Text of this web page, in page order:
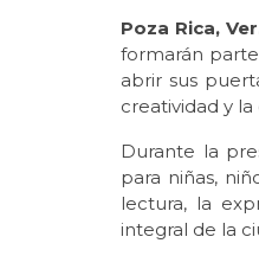
Poza Rica,
formarán
abrir sus
creatividad y
Durante la
para niñas,
lectura, la
integral de la